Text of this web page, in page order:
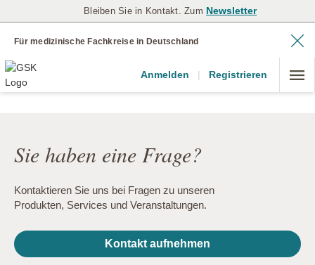
Bleiben Sie in Kontakt. Zum Newsletter
Für medizinische Fachkreise in Deutschland
Anmelden | Registrieren
Sie haben eine Frage?
Kontaktieren Sie uns bei Fragen zu unseren
Produkten, Services und Veranstaltungen.
Kontakt aufnehmen